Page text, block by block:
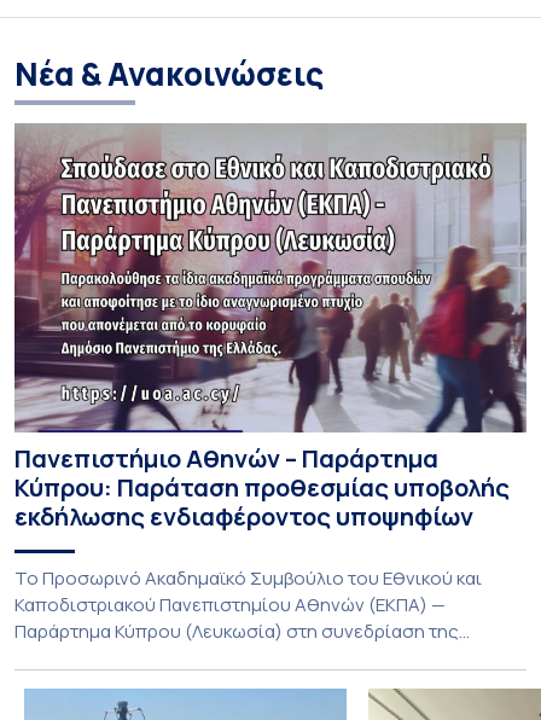
Νέα & Ανακοινώσεις
Πανεπιστήμιο Αθηνών – Παράρτημα
Κύπρου: Παράταση προθεσμίας υποβολής
εκδήλωσης ενδιαφέροντος υποψηφίων
Το Προσωρινό Ακαδημαϊκό Συμβούλιο του Εθνικού και
Καποδιστριακού Πανεπιστημίου Αθηνών (ΕΚΠΑ) —
Παράρτημα Κύπρου (Λευκωσία) στη συνεδρίαση της
παράταση της προθεσμίας υποβολής εκδήλωσης
ενδιαφέροντος για την φοίτηση σε Προγράμματα Σπουδών,